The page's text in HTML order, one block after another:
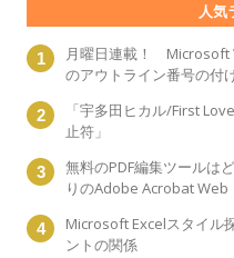
人気
月曜日連載！ Microsoft
のアウトライン番号の付
「宇多田ヒカル/First
止符」
無料のPDF編集ツールは
りのAdobe Acrobat Web
Microsoft Excelスタイル
ントの関係